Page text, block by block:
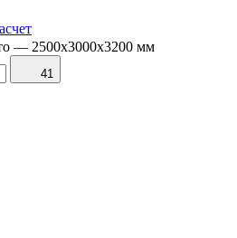
— 2500x3000x3200 мм
41